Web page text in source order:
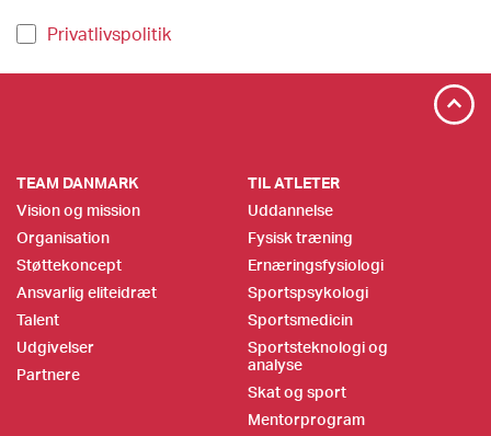
Privatlivspolitik
TEAM DANMARK
Vision og mission
Organisation
Støttekoncept
Ansvarlig eliteidræt
Talent
Udgivelser
Partnere
TIL ATLETER
Uddannelse
Fysisk træning
Ernæringsfysiologi
Sportspsykologi
Sportsmedicin
Sportsteknologi og
analyse
Skat og sport
Mentorprogram